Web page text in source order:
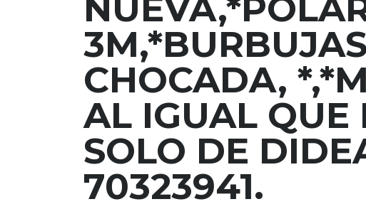
CHOCADA,
AL IGUAL QUE
SOLO DE
70323941.